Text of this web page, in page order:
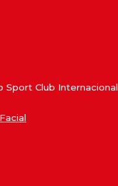
Club Internacional